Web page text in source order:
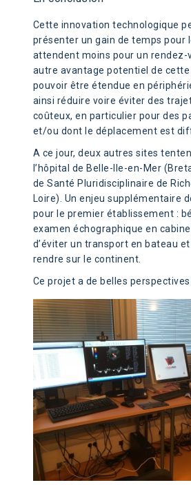
Cette innovation technologique
présenter un gain de temps pour
attendent moins pour un rendez-
autre avantage potentiel de
pouvoir être étendue en
ainsi réduire voire éviter des
coûteux, en particulier pour des
et/ou dont le déplacement est
A ce jour, deux autres sites
l’hôpital de Belle-Ile-en-Mer
de Santé Pluridisciplinaire de
Loire). Un enjeu supplémentaire
pour le premier établissement :
examen échographique en
d’éviter un transport en bateau
rendre sur le continent.
Ce projet a de belles perspectives